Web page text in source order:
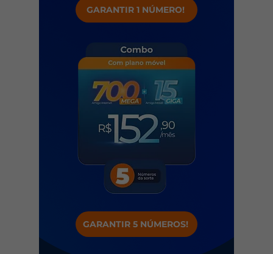
GARANTIR 1 NÚMERO!
GARANTIR 5 NÚMEROS!